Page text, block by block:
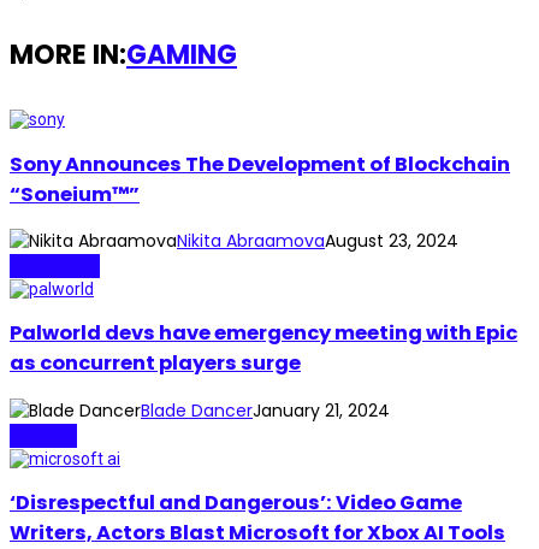
MORE IN:GAMING
Sony Announces The Development of Blockchain
“Soneium™”
Nikita AbraamovaAugust 23, 2024
Palworld devs have emergency meeting with Epic
as concurrent players surge
Blade DancerJanuary 21, 2024
‘Disrespectful and Dangerous’: Video Game
Writers, Actors Blast Microsoft for Xbox AI Tools